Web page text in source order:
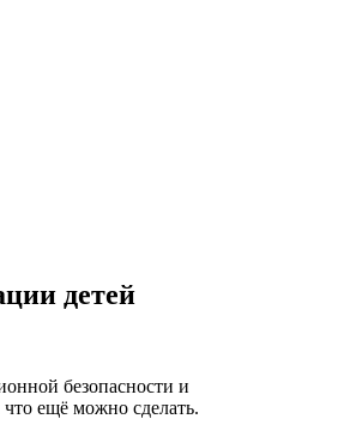
детей
безопасности и
что ещё можно сделать.